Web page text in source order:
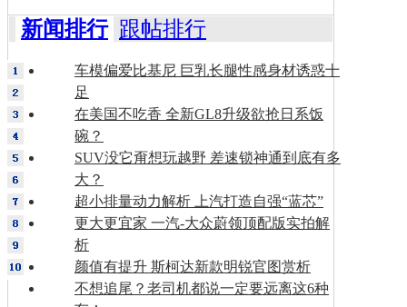
新闻排行 跟帖排行
车模偏爱比基尼 巨乳长腿性感身材诱惑十
足
在美国不吃香 全新GL8升级欲抢日系饭
碗？
SUV没它甭想玩越野 差速锁神通到底有多
大？
超小排量动力解析 上汽打造自强“蓝芯”
更大更宜家 一汽-大众蔚领顶配版实拍解
析
颜值有提升 斯柯达新款明锐官图赏析
不想追尾？老司机都说一定要远离这6种